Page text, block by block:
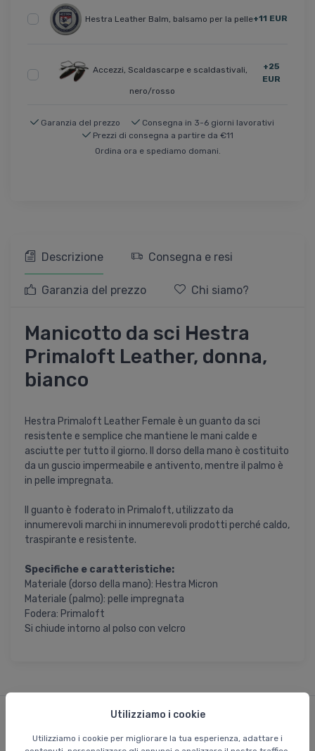
Utilizziamo i cookie
Utilizziamo i cookie per migliorare la tua esperienza, adattare i
Hestra Leather Balm, balsamo per la pelle+11 EUR
Accezzi, Scaldascarpe e scaldastivali,
nero/rosso
+25
EUR
Garanzia del prezzo
Consegna in 3-6 giorni lavorativi
Prezzi di consegna a partire da €11
Ordina ora e spediamo domani.
Descrizione Consegna e resi
Garanzia del prezzo Chi siamo?
Manicotto da sci Hestra
Primaloft Leather, donna,
bianco
Hestra Primaloft Leather Female è un guanto da sci
resistente e semplice che mantiene le mani calde e
asciutte per tutto il giorno. Il dorso della mano è costituito
da un guscio impermeabile e antivento, mentre il palmo è
in pelle impregnata.
Il guanto è foderato in Primaloft, utilizzato da
innumerevoli marchi in innumerevoli prodotti perché caldo,
traspirante e resistente.
Specifiche e caratteristiche:
Materiale (dorso della mano): Hestra Micron
Materiale (palmo): pelle impregnata
Fodera: Primaloft
Si chiude intorno al polso con velcro
Prodotti simili